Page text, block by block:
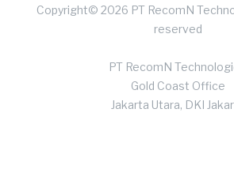
Copyright© 2026 PT RecomN
reserved
PT RecomN
Gold Coast Office
Jakarta Utara, DKI